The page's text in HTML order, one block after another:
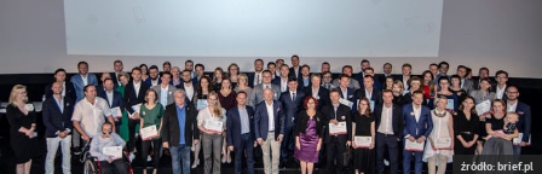
źródło: brief.pl